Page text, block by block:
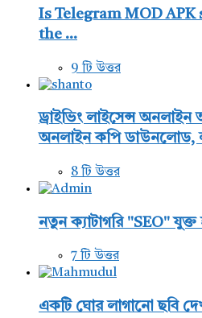
Is Telegram MOD APK
the ...
9 টি উত্তর
ড্রাইভিং লাইসেন্স
অনলাইন কপি ডাউনলোড,
8 টি উত্তর
নতুন ক্যাটাগরি "SEO"
7 টি উত্তর
একটি ঘোর লাগানো ছবি